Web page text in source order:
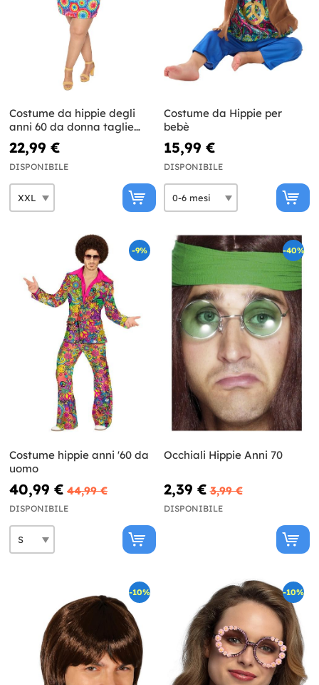
Costume da hippie degli
anni 60 da donna taglie
forti
22,99 €
DISPONIBILE
Costume da Hippie per
bebè
15,99 €
DISPONIBILE
-9%
Costume hippie anni '60 da
uomo
40,99 € 44,99 €
DISPONIBILE
-40%
Occhiali Hippie Anni 70
2,39 € 3,99 €
DISPONIBILE
-10% -10%